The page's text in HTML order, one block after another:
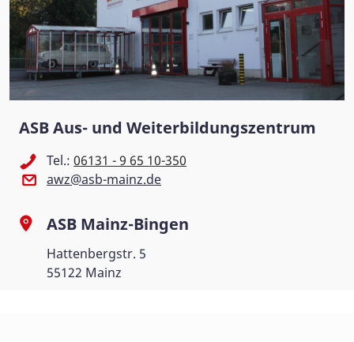
ASB Aus- und Weiterbildungszentrum
Tel.: 06131 - 9 65 10-350
awz@asb-mainz.de
ASB Mainz-Bingen
Hattenbergstr. 5
55122 Mainz